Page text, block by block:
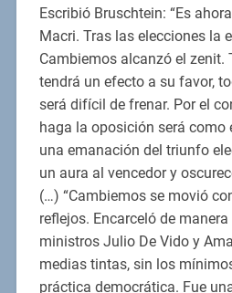
Escribió Bruschtein: “Es
Macri. Tras las elecciones la
Cambiemos alcanzó el zenit.
tendrá un efecto a su favor,
será difícil de frenar. Por el
haga la oposición será como
una emanación del triunfo
un aura al vencedor y
(…) “Cambiemos se movió
reflejos. Encarceló de
ministros Julio De Vido y
medias tintas, sin los
práctica democrática. Fue